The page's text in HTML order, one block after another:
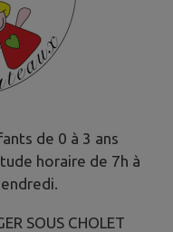
de 0 à 3 ans
horaire de 7h à
SOUS CHOLET